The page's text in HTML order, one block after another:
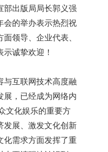
部出版局局长郭义强
会的举办表示热烈祝
领导、企业代表、
诚挚欢迎！
互联网技术高度融
展，已经成为网络内
文化娱乐的重要方
发展、激发文化创新
化需求方面发挥了重